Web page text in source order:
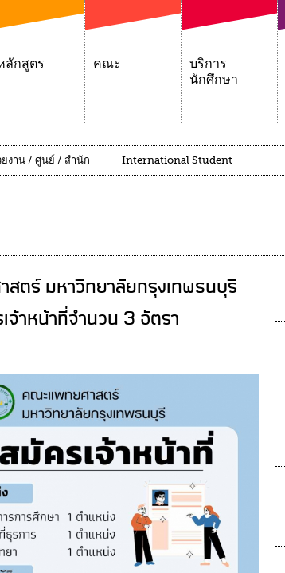
ลักสูตร คณะ
บริการ
นักศึกษา
งาน / ศูนย์ / สำนัก International Student
ตร์ มหาวิทยาลัยกรุงเทพธนบุรี
จ้าหน้าที่จำนวน 3 อัตรา